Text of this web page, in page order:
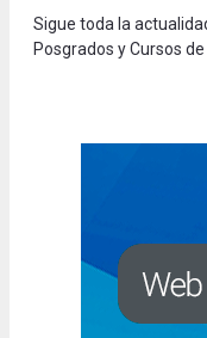
Sigue toda la
Posgrados y Cursos